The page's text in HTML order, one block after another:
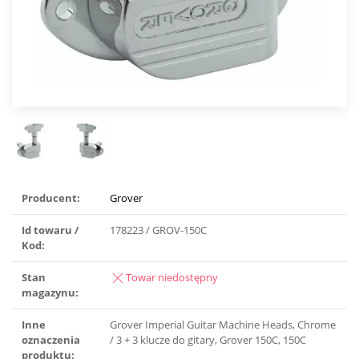
Producent: Grover
Id towaru /
Kod:
178223 / GROV-150C
Stan
magazynu:
Towar niedostępny
Inne
oznaczenia
produktu:
Grover Imperial Guitar Machine Heads, Chrome
/ 3 + 3 klucze do gitary, Grover 150C, 150C